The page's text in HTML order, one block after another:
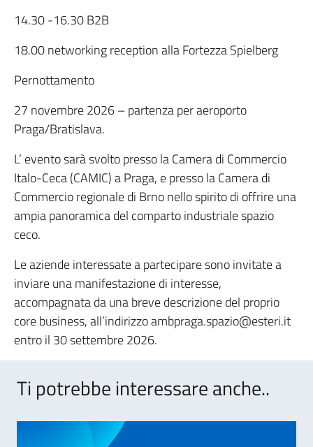
14.30 -16.30 B2B
18.00 networking reception alla Fortezza Spielberg
Pernottamento
27 novembre 2026 – partenza per aeroporto
Praga/Bratislava.
L’ evento sarà svolto presso la Camera di Commercio
Italo-Ceca (CAMIC) a Praga, e presso la Camera di
Commercio regionale di Brno nello spirito di offrire una
ampia panoramica del comparto industriale spazio
ceco.
Le aziende interessate a partecipare sono invitate a
inviare una manifestazione di interesse,
accompagnata da una breve descrizione del proprio
core business, all’indirizzo ambpraga.spazio@esteri.it
entro il 30 settembre 2026.
Ti potrebbe interessare anche..